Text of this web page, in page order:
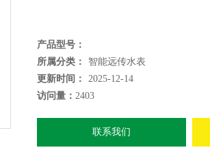
产品型号：
所属分类：
智能远传水表
更新时间：
2025-12-14
访问量： 2403
联系我们